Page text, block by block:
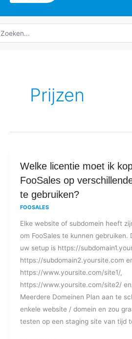
Prijzen
Welke licentie moet ik
FooSales op
te gebruiken?
FOOSALES
Elke website of subdomein heeft
om FooSales te kunnen gebruiken.
uw setup is https://
https://subdomain2.yoursite.com
https://www.yoursite.com/site1/,
https://www.yoursite.com/site2/
Meerdere Domeinen Plan aan te
enkele website / domein en zou
testen op een staging site van tijd
Welke
licentie
om
FooSales
op
verschillende
subdomeinen
te
gebruiken?